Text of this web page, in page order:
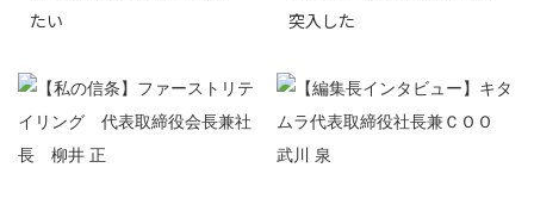
たい
突入した